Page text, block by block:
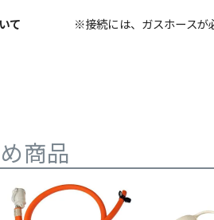
て ※接続には、ガスホースが
商品